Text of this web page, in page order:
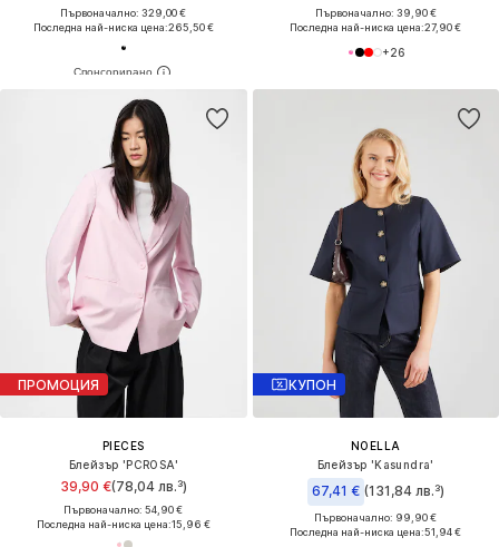
Първоначално: 329,00 €
Последна най-ниска цена:265,50 €
Първоначално: 39,90 €
Последна най-ниска цена:27,90 €
+26
ПРОМОЦИЯ
PIECES
Блейзър 'PCROSA'
39,90 €(78,04 лв.³)
Първоначално: 54,90 €
Последна най-ниска цена:15,96 €
КУПОН
NOELLA
Блейзър 'Kasundra'
67,41 € (131,84 лв.³)
Първоначално: 99,90 €
Последна най-ниска цена:51,94 €